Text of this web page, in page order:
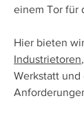
einem Tor für
Hier bieten
Industrietoren
Werkstatt